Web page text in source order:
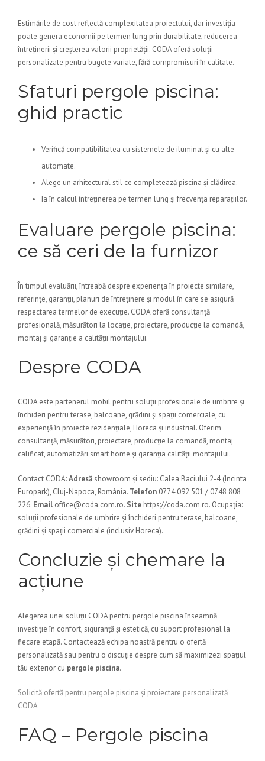
Estimările de cost reflectă complexitatea proiectului, dar investiția
poate genera economii pe termen lung prin durabilitate, reducerea
întreținerii și creșterea valorii proprietății. CODA oferă soluții
personalizate pentru bugete variate, fără compromisuri în calitate.
Sfaturi pergole piscina:
ghid practic
Verifică compatibilitatea cu sistemele de iluminat și cu alte
automate.
Alege un arhitectural stil ce completează piscina și clădirea.
Ia în calcul întreținerea pe termen lung și frecvența reparațiilor.
Evaluare pergole piscina:
ce să ceri de la furnizor
În timpul evaluării, întreabă despre experiența în proiecte similare,
referințe, garanții, planuri de întreținere și modul în care se asigură
respectarea termelor de execuție. CODA oferă consultanță
profesională, măsurători la locație, proiectare, producție la comandă,
montaj și garanție a calității montajului.
Despre CODA
CODA este partenerul mobil pentru soluții profesionale de umbrire și
închideri pentru terase, balcoane, grădini și spații comerciale, cu
experiență în proiecte rezidențiale, Horeca și industrial. Oferim
consultanță, măsurători, proiectare, producție la comandă, montaj
calificat, automatizări smart home și garanția calității montajului.
Contact CODA:Adresăshowroom și sediu: Calea Baciului 2-4 (Incinta
Europark), Cluj-Napoca, România. Telefon 0774 092 501 / 0748 808
226. Email office@coda.com.ro. Site https://coda.com.ro. Ocupația:
soluții profesionale de umbrire și închideri pentru terase, balcoane,
grădini și spații comerciale (inclusiv Horeca).
Concluzie și chemare la
acțiune
Alegerea unei soluții CODA pentru pergole piscina înseamnă
investiție în confort, siguranță și estetică, cu suport profesional la
fiecare etapă. Contactează echipa noastră pentru o ofertă
personalizată sau pentru o discuție despre cum să maximizezi spațiul
tău exterior cu pergole piscina.
Solicită ofertă pentru pergole piscina și proiectare personalizată
CODA
FAQ – Pergole piscina